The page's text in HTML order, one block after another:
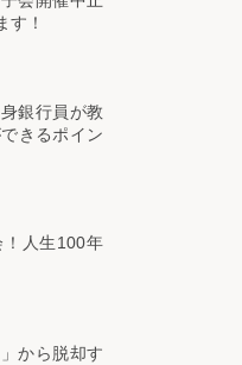
す！
銀行員が教
きるポイン
人生100年
から脱却す